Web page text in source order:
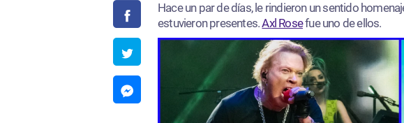
Hace un par de días, le rindieron un sentido
estuvieron presentes.Axl Rosefue uno de ellos.